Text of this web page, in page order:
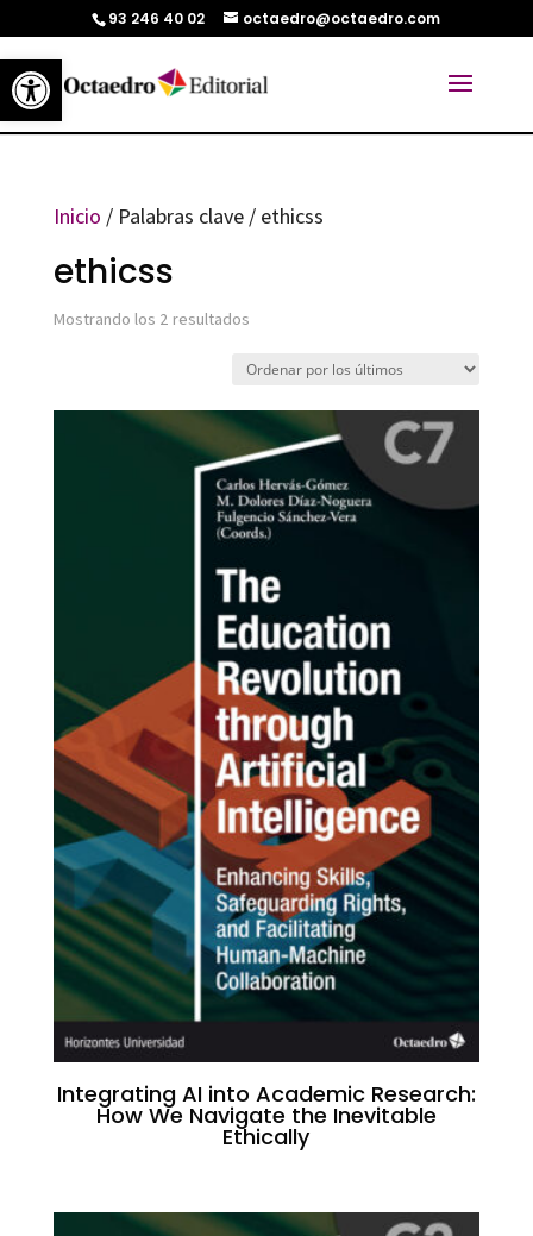
Abrir barra de herramientas
93 246 40 02 octaedro@octaedro.com
Inicio / Palabras clave / ethicss
ethicss
Mostrando los 2 resultadosOrdenado
últimos
Integrating AI into Academic Research:
How We Navigate the Inevitable
Ethically